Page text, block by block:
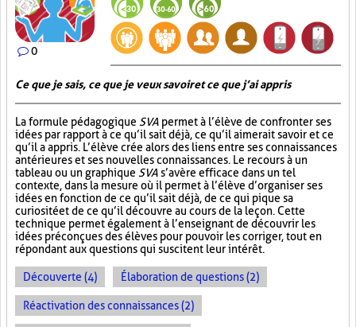
0
Ce que je sais, ce que je veux savoir et ce que j’ai appris
La formule pédagogique SVA permet à l’élève de confronter ses
idées par rapport à ce qu’il sait déjà, ce qu’il aimerait savoir et ce
qu’il a appris. L’élève crée alors des liens entre ses connaissances
antérieures et ses nouvelles connaissances. Le recours à un
tableau ou un graphique SVA s’avère efficace dans un tel
contexte, dans la mesure où il permet à l’élève d’organiser ses
idées en fonction de ce qu’il sait déjà, de ce qui pique sa
curiosité et de ce qu’il découvre au cours de la leçon. Cette
technique permet également à l’enseignant de découvrir les
idées préconçues des élèves pour pouvoir les corriger, tout en
répondant aux questions qui suscitent leur intérêt.
Découverte (4) Élaboration de questions (2)
Réactivation des connaissances (2)